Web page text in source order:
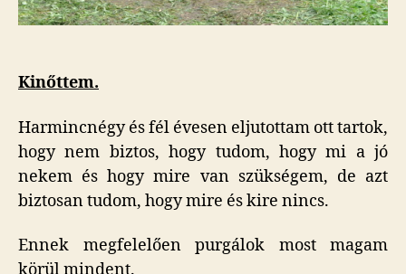
Kinőttem.
Harmincnégy és fél évesen eljutottam ott tartok,
hogy nem biztos, hogy tudom, hogy mi a jó
nekem és hogy mire van szükségem, de azt
biztosan tudom, hogy mire és kire nincs.
Ennek megfelelően purgálok most magam